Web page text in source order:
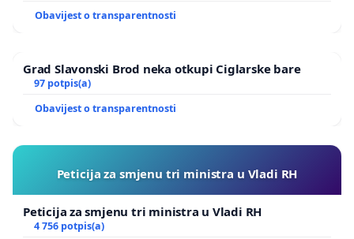
Obavijest o transparentnosti
Grad Slavonski Brod neka otkupi Ciglarske bare
97 potpis(a)
Obavijest o transparentnosti
Peticija za smjenu tri ministra u Vladi RH
Peticija za smjenu tri ministra u Vladi RH
4 756 potpis(a)